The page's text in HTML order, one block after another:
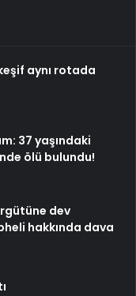
aynı rotada
37 yaşındaki
ölü bulundu!
dev
hakkında dava